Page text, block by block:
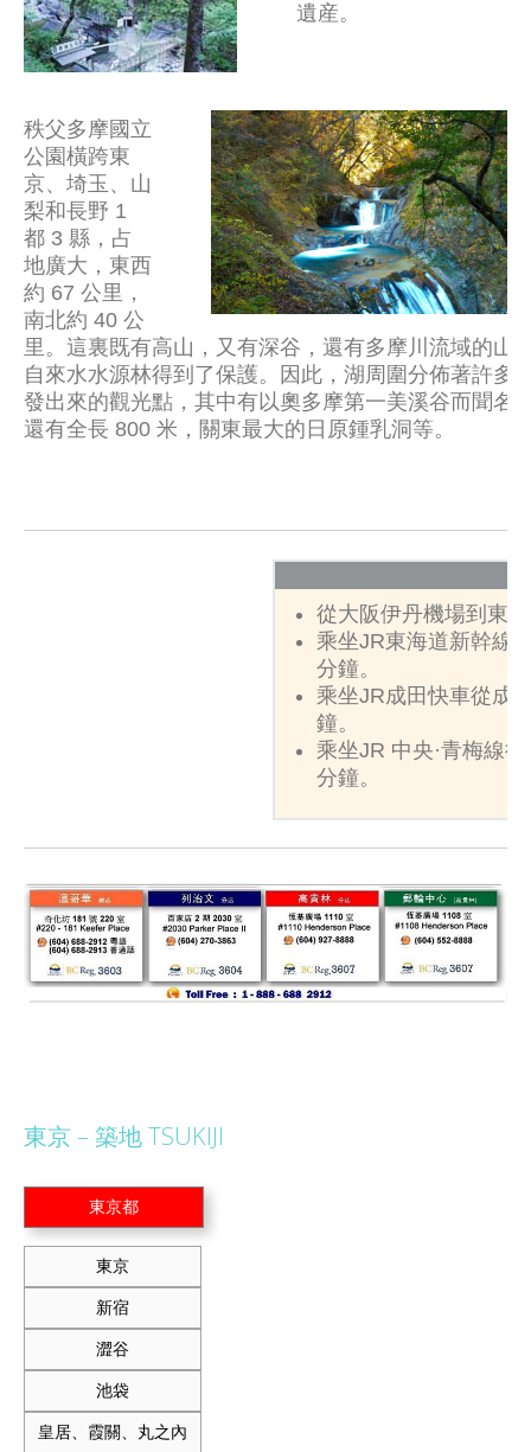
遺産。
秩父多摩國立
公園橫跨東
京、埼玉、山
梨和長野 1
都 3 縣，占
地廣大，東西
約 67 公里，
南北約 40 公
里。這裏既有高山，又有深谷，還有多摩川流域的山
自來水水源林得到了保護。因此，湖周圍分佈著許多
發出來的觀光點，其中有以奧多摩第一美溪谷而聞名
還有全長 800 米，關東最大的日原鍾乳洞等。
從大阪伊丹機場到東
乘坐JR東海道新幹線
分鐘。
乘坐JR成田快車從成
鐘。
乘坐JR 中央·青梅線
分鐘。
東京 – 築地 TSUKIJI
東京都
東京
新宿
澀谷
池袋
皇居、霞關、丸之內